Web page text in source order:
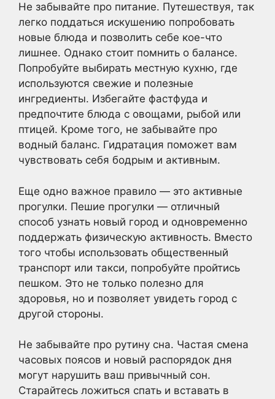
Не забывайте про питание. Путешествуя, так
легко поддаться искушению попробовать
новые блюда и позволить себе кое-что
лишнее. Однако стоит помнить о балансе.
Попробуйте выбирать местную кухню, где
используются свежие и полезные
ингредиенты. Избегайте фастфуда и
предпочтите блюда с овощами, рыбой или
птицей. Кроме того, не забывайте про
водный баланс. Гидратация поможет вам
чувствовать себя бодрым и активным.
Еще одно важное правило — это активные
прогулки. Пешие прогулки — отличный
способ узнать новый город и одновременно
поддержать физическую активность. Вместо
того чтобы использовать общественный
транспорт или такси, попробуйте пройтись
пешком. Это не только полезно для
здоровья, но и позволяет увидеть город с
другой стороны.
Не забывайте про рутину сна. Частая смена
часовых поясов и новый распорядок дня
могут нарушить ваш привычный сон.
Старайтесь ложиться спать и вставать в